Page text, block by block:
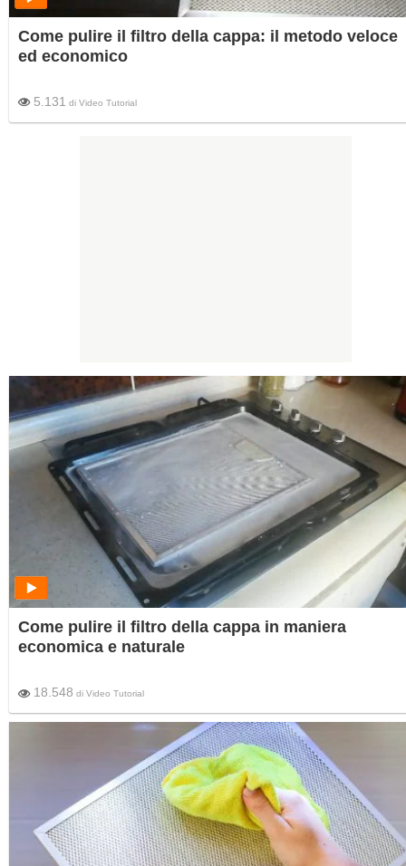
Come pulire il filtro della cappa: il metodo veloce
ed economico
5.131 di Video Tutorial
Come pulire il filtro della cappa in maniera
economica e naturale
18.548 di Video Tutorial